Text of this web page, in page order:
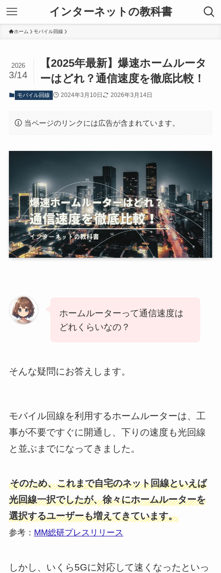
インターネットの教科書
ホーム モバイル回線
【2025年最新】爆速ホームルータ
ーはどれ？通信速度を徹底比較！
2026
3/14
モバイル回線 2024年3月10日 2026年3月14日
当ページのリンクには広告が含まれています。
ホームルーターって通信速度は
どれくらいなの？
そんな疑問にお答えします。
モバイル回線を利用するホームルーターは、工
事が不要ですぐに開通し、下りの速度も光回線
と並ぶまでになってきました。
そのため、これまで自宅のネット回線といえば
光回線一択でしたが、徐々にホームルーターを
選択するユーザーも増えてきています。
参考： MM総研プレスリリース
しかし、いくら5Gに対応して速くなったといっ